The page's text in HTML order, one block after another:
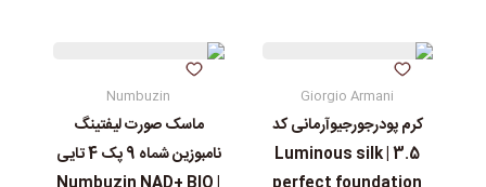
Giorgio Armani
کرم پودرجورجیوآرمانی کد
3.5 | Luminous silk
Numbuzin
ماسک صورت لیفتینگ
نامبوزین شماه 9 پک 4 تایی